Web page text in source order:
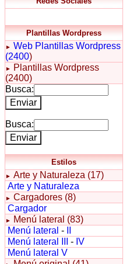
Plantillas Wordpress
► Web Plantillas Wordpress
(2400)
►
Plantillas Wordpress
(2400)
Busca:
Busca:
Estilos
► Arte y Naturaleza (17)
Arte y Naturaleza
► Cargadores (8)
Cargador
►
Menú lateral (83)
Menú lateral -
Menú lateral III
- IV
Menú lateral V